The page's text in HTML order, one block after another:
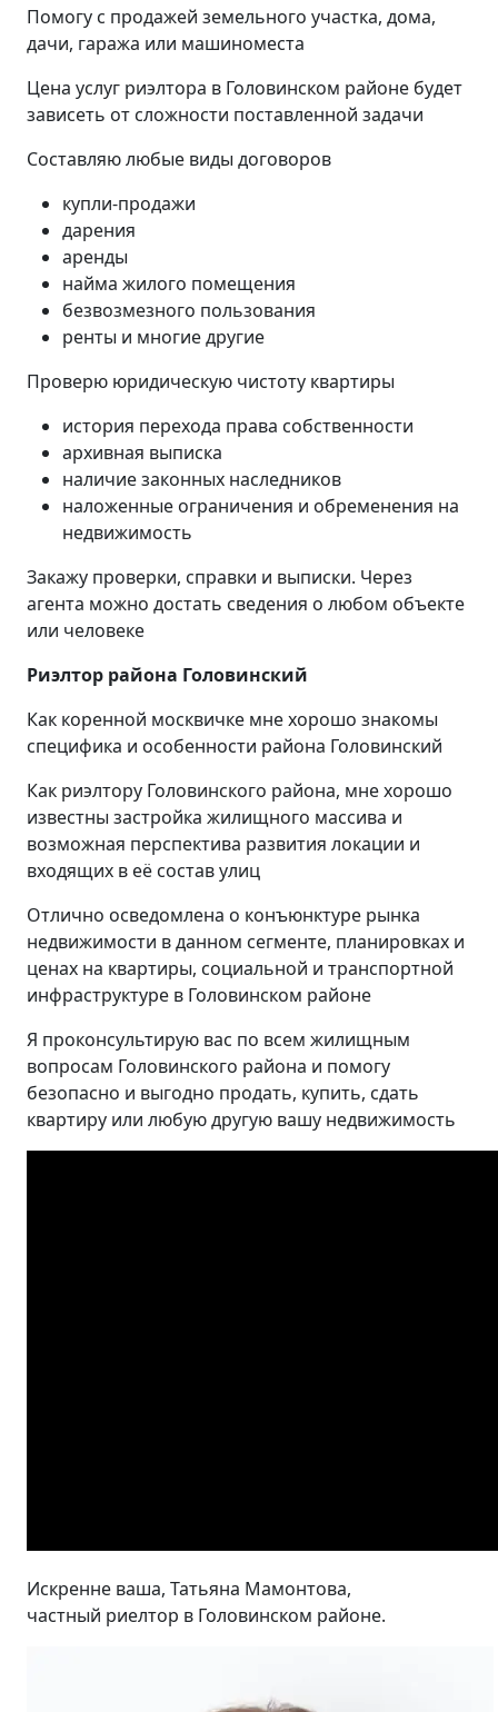
Помогу с продажей земельного участка, дома,
дачи, гаража или машиноместа
Цена услуг риэлтора в Головинском районе будет
зависеть от сложности поставленной задачи
Составляю любые виды договоров
купли-продажи
дарения
аренды
найма жилого помещения
безвозмезного пользования
ренты и многие другие
Проверю юридическую чистоту квартиры
история перехода права собственности
архивная выписка
наличие законных наследников
наложенные ограничения и обременения на
недвижимость
Закажу проверки, справки и выписки. Через
агента можно достать сведения о любом объекте
или человеке
Риэлтор района Головинский
Как коренной москвичке мне хорошо знакомы
специфика и особенности района Головинский
Как риэлтору Головинского района, мне хорошо
известны застройка жилищного массива и
возможная перспектива развития локации и
входящих в её состав улиц
Отлично осведомлена о конъюнктуре рынка
недвижимости в данном сегменте, планировках и
ценах на квартиры, социальной и транспортной
инфраструктуре в Головинском районе
Я проконсультирую вас по всем жилищным
вопросам Головинского района и помогу
безопасно и выгодно продать, купить, сдать
квартиру или любую другую вашу недвижимость
Искренне ваша, Татьяна Мамонтова,
частный риелтор в Головинском районе.